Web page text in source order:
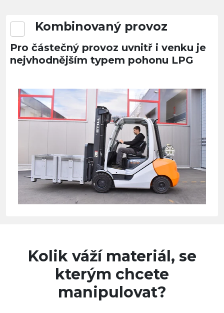
Kombinovaný provoz
Pro částečný provoz uvnitř i venku je
nejvhodnějším typem pohonu LPG
Kolik váží materiál, se
kterým chcete
manipulovat?